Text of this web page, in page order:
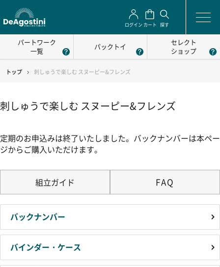
ログイン カート 探す
パートワーク
一覧
パックトイ
セレクト
ショップ
トップ 刺しゅうで楽しむ スヌーピー&フレンズ
刺しゅうで楽しむ スヌーピー&フレンズ
バックナンバー
バインダー・ケース
定期のお申込みは終了いたしました。バックナンバーは本ペー
ジからご購入いただけます。
組立ガイド FAQ